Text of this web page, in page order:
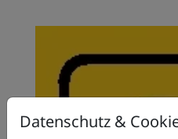
Datenschutz &